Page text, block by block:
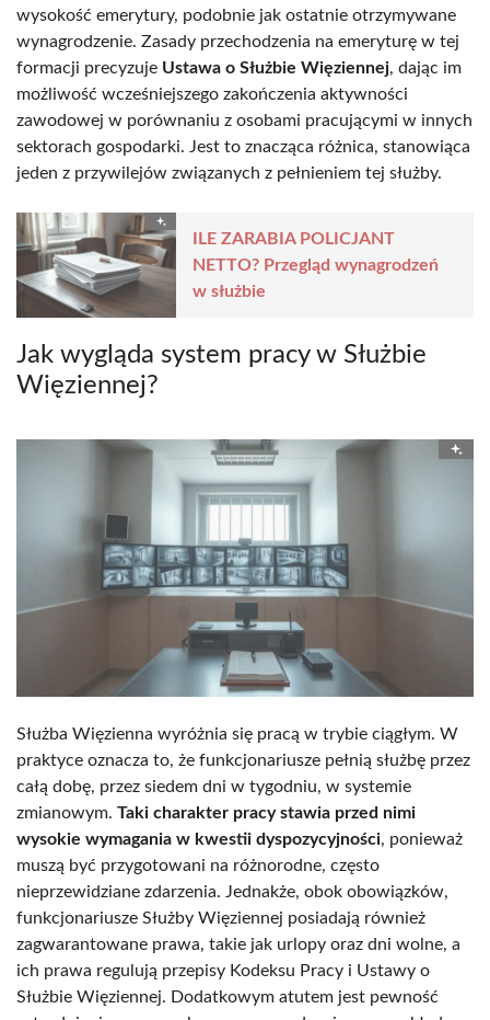
wysokość emerytury, podobnie jak ostatnie otrzymywane
wynagrodzenie. Zasady przechodzenia na emeryturę w tej
formacji precyzuje Ustawa o Służbie Więziennej, dając im
możliwość wcześniejszego zakończenia aktywności
zawodowej w porównaniu z osobami pracującymi w innych
sektorach gospodarki. Jest to znacząca różnica, stanowiąca
jeden z przywilejów związanych z pełnieniem tej służby.
ILE ZARABIA POLICJANT
NETTO? Przegląd wynagrodzeń
w służbie
Jak wygląda system pracy w Służbie
Więziennej?
Służba Więzienna wyróżnia się pracą w trybie ciągłym. W
praktyce oznacza to, że funkcjonariusze pełnią służbę przez
całą dobę, przez siedem dni w tygodniu, w systemie
zmianowym. Taki charakter pracy stawia przed nimi
wysokie wymagania w kwestii dyspozycyjności, ponieważ
muszą być przygotowani na różnorodne, często
nieprzewidziane zdarzenia. Jednakże, obok obowiązków,
funkcjonariusze Służby Więziennej posiadają również
zagwarantowane prawa, takie jak urlopy oraz dni wolne, a
ich prawa regulują przepisy Kodeksu Pracy i Ustawy o
Służbie Więziennej. Dodatkowym atutem jest pewność